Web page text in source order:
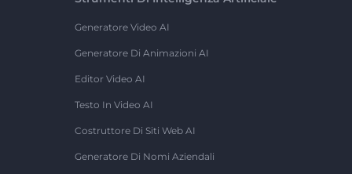
Generatore Video AI
Generatore Di Animazioni AI
Editor Video AI
Testo In Video AI
Costruttore Di Siti Web AI
Generatore Di Nomi Aziendali